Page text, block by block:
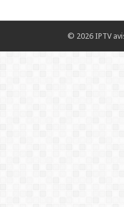
© 2026 IPTV